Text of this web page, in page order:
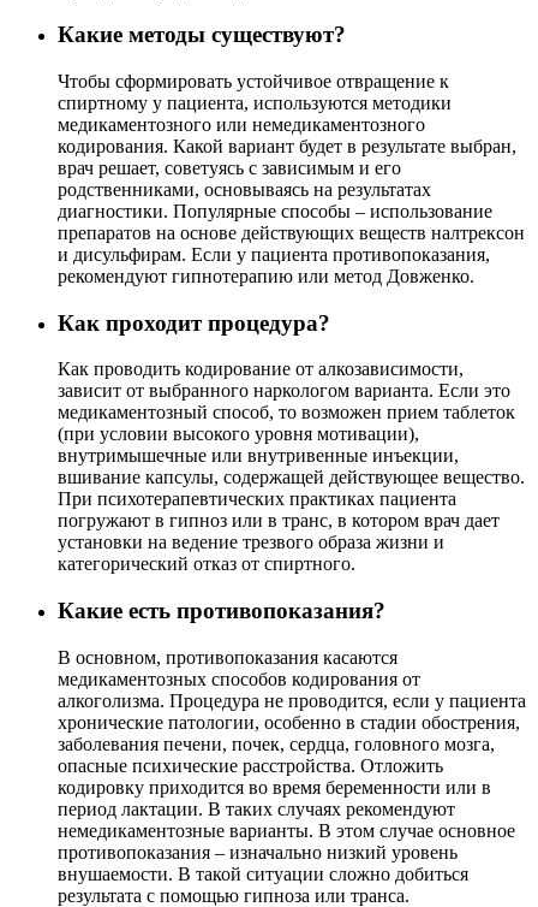
Какие методы существуют?
Чтобы сформировать устойчивое отвращение к
спиртному у пациента, используются методики
медикаментозного или немедикаментозного
кодирования. Какой вариант будет в результате выбран,
врач решает, советуясь с зависимым и его
родственниками, основываясь на результатах
диагностики. Популярные способы – использование
препаратов на основе действующих веществ налтрексон
и дисульфирам. Если у пациента противопоказания,
рекомендуют гипнотерапию или метод Довженко.
Как проходит процедура?
Как проводить кодирование от алкозависимости,
зависит от выбранного наркологом варианта. Если это
медикаментозный способ, то возможен прием таблеток
(при условии высокого уровня мотивации),
внутримышечные или внутривенные инъекции,
вшивание капсулы, содержащей действующее вещество.
При психотерапевтических практиках пациента
погружают в гипноз или в транс, в котором врач дает
установки на ведение трезвого образа жизни и
категорический отказ от спиртного.
Какие есть противопоказания?
В основном, противопоказания касаются
медикаментозных способов кодирования от
алкоголизма. Процедура не проводится, если у пациента
хронические патологии, особенно в стадии обострения,
заболевания печени, почек, сердца, головного мозга,
опасные психические расстройства. Отложить
кодировку приходится во время беременности или в
период лактации. В таких случаях рекомендуют
немедикаментозные варианты. В этом случае основное
противопоказания – изначально низкий уровень
внушаемости. В такой ситуации сложно добиться
результата с помощью гипноза или транса.